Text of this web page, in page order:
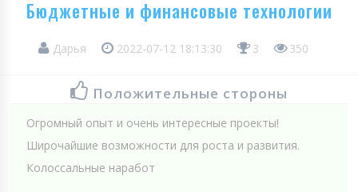
Бюджетные и финансовые технологии
Дарья 2022-07-12 18:13:30 3 350
Положительные стороны
Огромный опыт и очень интересные проекты!
Широчайшие возможности для роста и развития.
Колоссальные наработ